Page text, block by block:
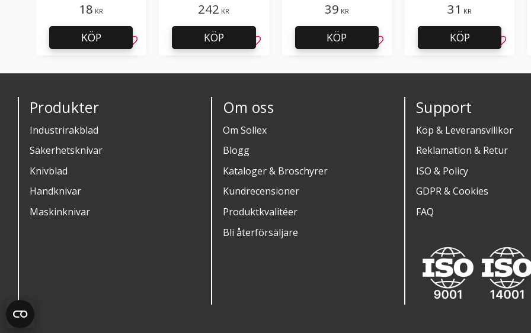
18 KR
Lägg till i favoriter
KÖP
242 KR
Lägg till i favoriter
KÖP
39 KR
Lägg till i favoriter
KÖP
31 KR
Lägg
KÖP
Produkter
Industrirakblad
Säkerhetsknivar
Knivblad
Handknivar
Maskinknivar
Om oss
Om Sollex
Blogg
Kataloger & Broschyrer
Kundrecensioner
Produktkvalitéer
Bli återförsäljare
Support
Köp & Leveransvillkor
Reklamation & Retur
ISO & Policy
GDPR & Cookies
FAQ